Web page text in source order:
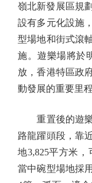
嶺北新發展區規
設有多元化設施
型場地和街式滾
施。遊樂場將於
放，香港特區政
動發展的重要里程
重置後的遊樂
路龍躍頭段，靠
地3,825平方米，
當中碗型場地採